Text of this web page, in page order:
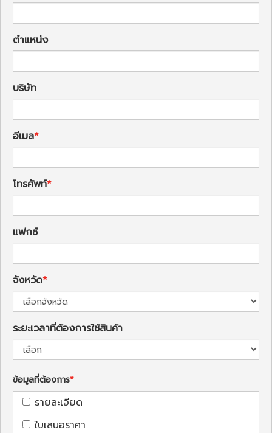
ตำแหน่ง
บริษัท
อีเมล
โทรศัพท์
แฟกซ์
จังหวัด
ระยะเวลาที่ต้องการใช้สินค้า
ข้อมูลที่ต้องการ
รายละเอียด
ใบเสนอราคา